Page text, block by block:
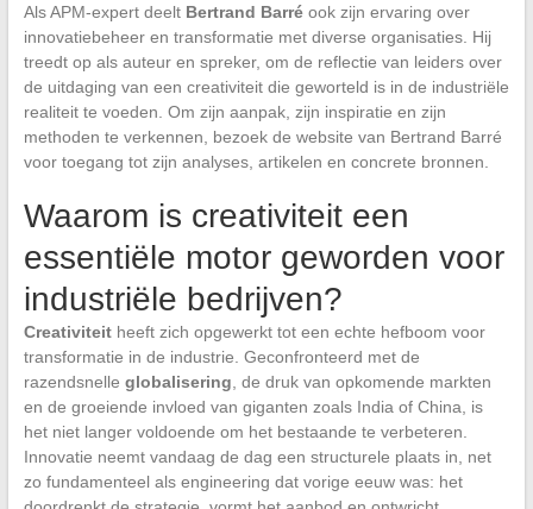
Als APM-expert deelt Bertrand Barréook zijn ervaring over
innovatiebeheer en transformatie met diverse organisaties. Hij
treedt op als auteur en spreker, om de reflectie van leiders over
de uitdaging van een creativiteit die geworteld is in de industriële
realiteit te voeden. Om zijn aanpak, zijn inspiratie en zijn
methoden te verkennen, bezoek de website van Bertrand Barré
voor toegang tot zijn analyses, artikelen en concrete bronnen.
Waarom is creativiteit een
essentiële motor geworden voor
industriële bedrijven?
Creativiteitheeft zich opgewerkt tot een echte hefboom voor
transformatie in de industrie. Geconfronteerd met de
razendsnelle globalisering , de druk van opkomende markten
en de groeiende invloed van giganten zoals India of China, is
het niet langer voldoende om het bestaande te verbeteren.
Innovatie neemt vandaag de dag een structurele plaats in, net
zo fundamenteel als engineering dat vorige eeuw was: het